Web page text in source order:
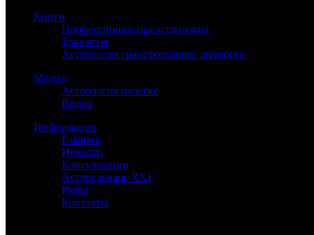
Книги
Профессиональная астрология
Транзиты
Астрология трансформации личности
Медиа
Астрология налегке
Видео
Информация
Главная
Новости
Консультации
Астрословарь XXI
Руны
Контакты